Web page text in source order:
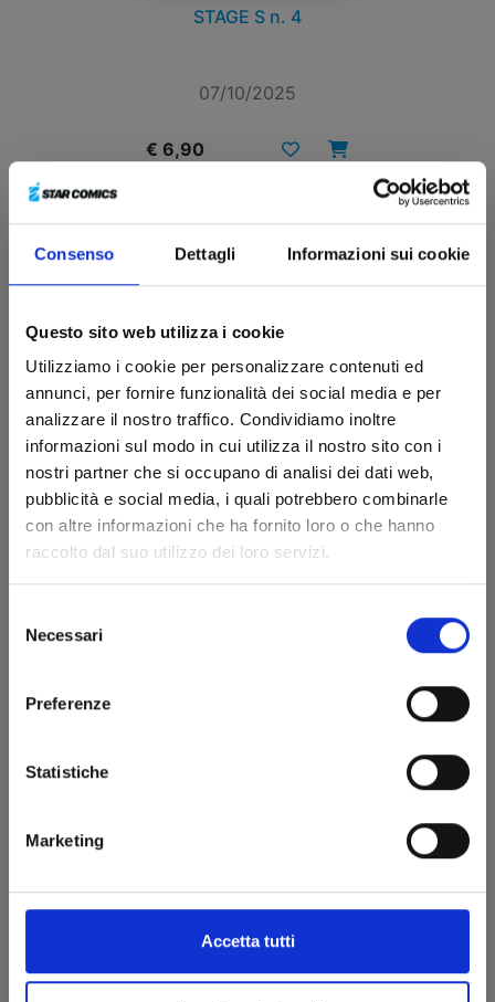
Consenso Dettagli Informazioni sui cookie
Questo sito web utilizza i cookie
Utilizziamo i cookie per personalizzare contenuti ed
annunci, per fornire funzionalità dei social media e per
analizzare il nostro traffico. Condividiamo inoltre
informazioni sul modo in cui utilizza il nostro sito con i
nostri partner che si occupano di analisi dei dati web,
pubblicità e social media, i quali potrebbero combinarle
con altre informazioni che ha fornito loro o che hanno
raccolto dal suo utilizzo dei loro servizi.
delNecessari
Preferenze
Statistiche
Marketing
Accetta tutti
STAGE S n. 4
07/10/2025
€ 6,90
YU DEGLI SPETTRI NEW EDITION n. 16